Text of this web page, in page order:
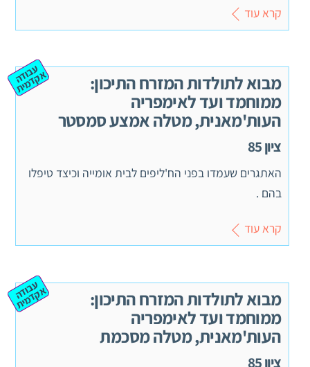
קרא עוד
מבוא לתולדות המזרח התיכון:
ממוחמד ועד לאימפריה
העות'מאנית, מטלה אמצע סמסטר
ציון 85
ע
ב
וד
ה
א
ק
ד
מ
ית
האתגרים שעמדו בפני הח'ליפים לבית אומייה וכיצד טיפלו
בהם .
קרא עוד
מבוא לתולדות המזרח התיכון:
ממוחמד ועד לאימפריה
העות'מאנית, מטלה מסכמת
ציון 85
ע
ב
וד
ה
א
ק
ד
מ
ית